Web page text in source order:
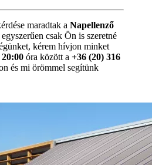
maradtak a Napellenző
csak Ön is szeretné
kérem hívjon minket
óra között a +36 (20) 316
és mi örömmel segítünk